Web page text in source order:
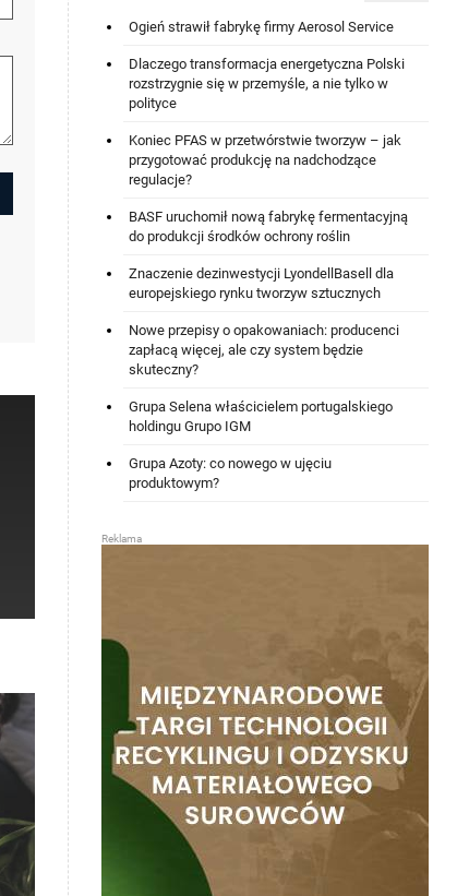
Ogień strawił fabrykę firmy Aerosol Service
Dlaczego transformacja energetyczna Polski
rozstrzygnie się w przemyśle, a nie tylko w
polityce
Koniec PFAS w przetwórstwie tworzyw – jak
przygotować produkcję na nadchodzące
regulacje?
BASF uruchomił nową fabrykę fermentacyjną
do produkcji środków ochrony roślin
Znaczenie dezinwestycji LyondellBasell dla
europejskiego rynku tworzyw sztucznych
Nowe przepisy o opakowaniach: producenci
zapłacą więcej, ale czy system będzie
skuteczny?
Grupa Selena właścicielem portugalskiego
holdingu Grupo IGM
Grupa Azoty: co nowego w ujęciu
produktowym?